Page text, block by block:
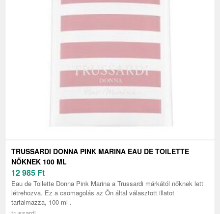
TRUSSARDI DONNA PINK MARINA EAU DE TOILETTE
NŐKNEK 100 ML
12 985 Ft
Eau de Toilette Donna Pink Marina a Trussardi márkától nőknek lett
létrehozva. Ez a csomagolás az Ön által választott illatot
tartalmazza, 100 ml .